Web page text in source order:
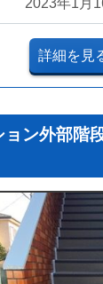
2023年1月
詳細を見
ョン外部階